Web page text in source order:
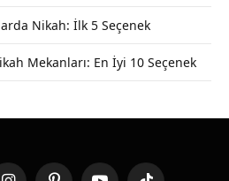
Nikah: İlk 5 Seçenek
Mekanları: En İyi 10 Seçenek